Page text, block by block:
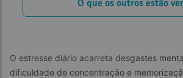
O que os outros estão
O estresse diário acarreta desgastes
dificuldade de concentração e